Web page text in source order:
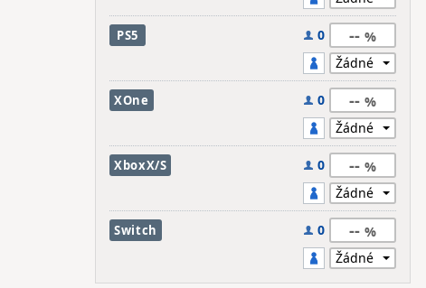
PS5 0 --
XOne 0 --
XboxX/S 0 --
Switch 0 --